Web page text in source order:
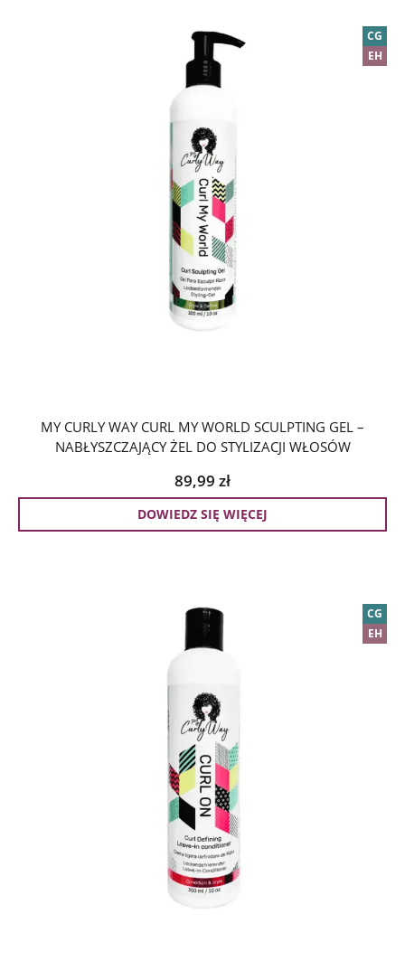
CG
EH
MY CURLY WAY CURL MY WORLD SCULPTING GEL –
NABŁYSZCZAJĄCY ŻEL DO STYLIZACJI WŁOSÓW
89,99 zł
DOWIEDZ SIĘ WIĘCEJ
CG
EH